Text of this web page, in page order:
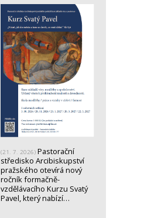
(21. 7. 2026) Pastorační
středisko Arcibiskupství
pražského otevírá nový
ročník formačně-
vzdělávacího Kurzu Svatý
Pavel, který nabízí…